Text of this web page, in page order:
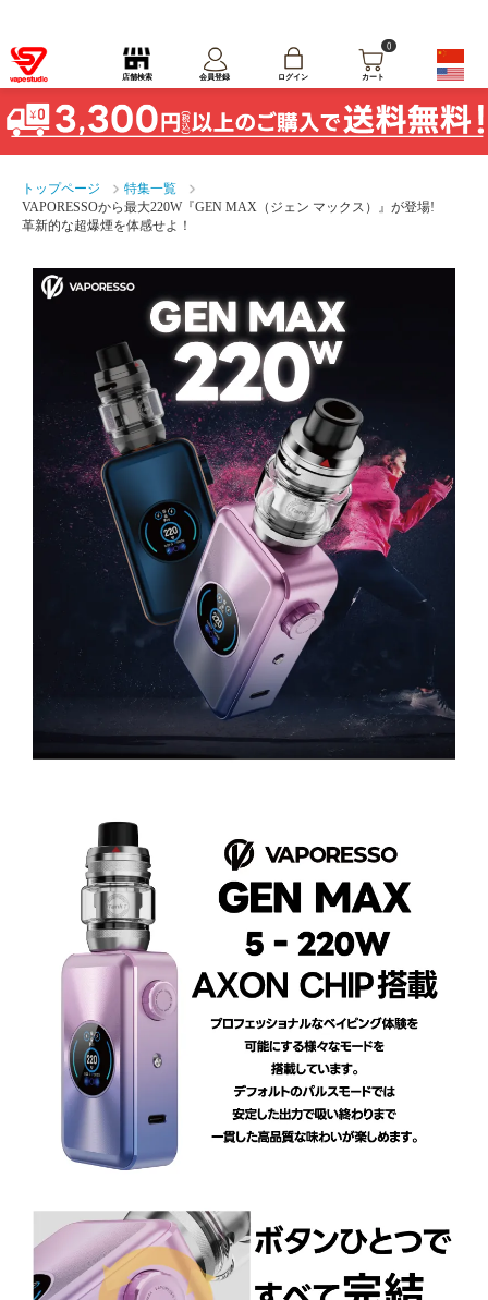
店舗検索 会員登録 ログイン
0
カート
トップページ
特集一覧
VAPORESSOから最大220W『GEN MAX（ジェン マックス）』が登場!
革新的な超爆煙を体感せよ！